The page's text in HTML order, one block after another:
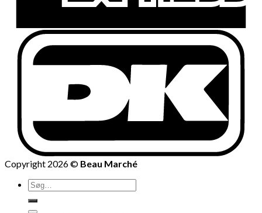
Copyright 2026 © Beau Marché
Søg
efter: